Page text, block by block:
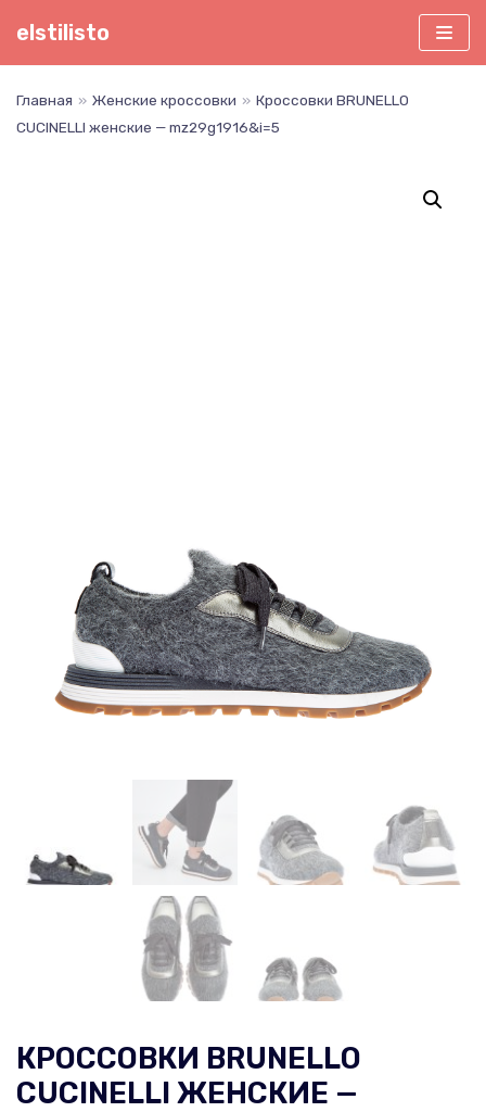
Перейти
elstilisto
Главная » Женские кроссовки » Кроссовки BRUNELLO
CUCINELLI женские — mz29g1916&i=5
КРОССОВКИ BRUNELLO
CUCINELLI ЖЕНСКИЕ —